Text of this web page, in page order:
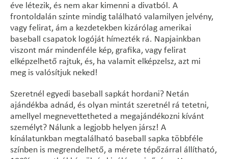
éve létezik, és nem akar kimenni a divatból. A
frontoldalán szinte mindig található valamilyen jelvény,
vagy felirat, ám a kezdetekben kizárólag amerikai
baseball csapatok logóját hímezték rá. Napjainkban
viszont már mindenféle kép, grafika, vagy felirat
elképzelhető rajtuk, és, ha valamit elképzelsz, azt mi
meg is valósítjuk neked!
Szeretnél egyedi baseball sapkát hordani? Netán
ajándékba adnád, és olyan mintát szeretnél rá tetetni,
amellyel megnevettetheted a megajándékozni kívánt
személyt? Nálunk a legjobb helyen jársz! A
kínálatunkban megtalálható baseball sapka többféle
színben is megrendelhető, a mérete tépőzárral állítható,